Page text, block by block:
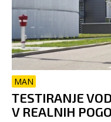
MAN
TESTIRANJE
V REALNIH